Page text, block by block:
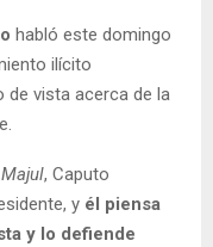
habló este domingo
ilícito
de vista acerca de la
, Caputo
y él piensa
y lo defiende